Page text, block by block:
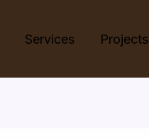
Services Projects